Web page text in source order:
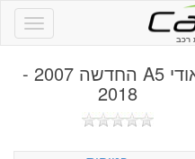
רכב
אאודי A5 החדשה 2007 -
2018